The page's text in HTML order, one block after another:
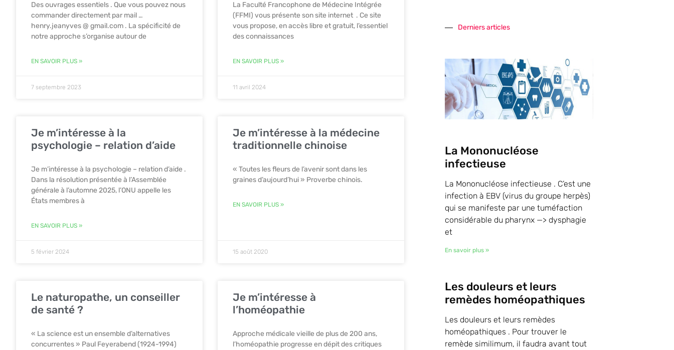
Des ouvrages essentiels . Que vous pouvez nous
commander directement par mail …
henry.jeanyves @ gmail.com . La spécificité de
notre approche s’organise autour de
EN SAVOIR PLUS »
7 septembre 2023
La Faculté Francophone de Médecine Intégrée
(FFMI) vous présente son site internet . Ce site
vous propose, en accès libre et gratuit, l’essentiel
des connaissances
EN SAVOIR PLUS »
11 avril 2024
Je m’intéresse à la
psychologie – relation d’aide
Je m’intéresse à la psychologie – relation d’aide .
Dans la résolution présentée à l’Assemblée
générale à l’automne 2025, l’ONU appelle les
États membres à
EN SAVOIR PLUS »
5 février 2024
Je m’intéresse à la médecine
traditionnelle chinoise
« Toutes les fleurs de l’avenir sont dans les
graines d’aujourd’hui » Proverbe chinois.
EN SAVOIR PLUS »
15 août 2020
Le naturopathe, un conseiller
de santé ?
« La science est un ensemble d’alternatives
concurrentes » Paul Feyerabend (1924-1994)
Je m’intéresse à
l’homéopathie
Approche médicale vieille de plus de 200 ans,
l’homéopathie progresse en dépit des critiques
Derniers articles
La Mononucléose
infectieuse
La Mononucléose infectieuse . C’est une
infection à EBV (virus du groupe herpès)
qui se manifeste par une tuméfaction
considérable du pharynx —> dysphagie
et
En savoir plus »
Les douleurs et leurs
remèdes homéopathiques
Les douleurs et leurs remèdes
homéopathiques . Pour trouver le
remède similimum, il faudra avant tout